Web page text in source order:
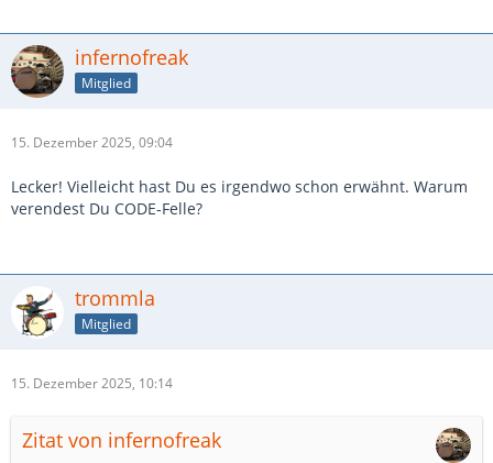
infernofreak
Mitglied
15. Dezember 2025, 09:04
Lecker! Vielleicht hast Du es irgendwo schon erwähnt. Warum
verendest Du CODE-Felle?
trommla
Mitglied
15. Dezember 2025, 10:14
Zitat von infernofreak